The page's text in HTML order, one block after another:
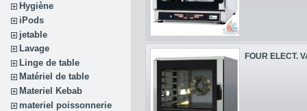
Hygiène
iPods
jetable
Lavage
Linge de table
Matériel de table
Materiel Kebab
materiel poissonnerie
FOUR ELECT.